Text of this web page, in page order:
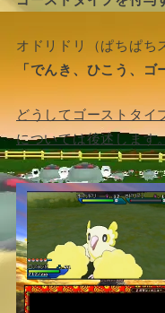
オドリドリ（ぱちぱち
「でんき、ひこう、ゴ
どうしてゴーストタイ
については後述します